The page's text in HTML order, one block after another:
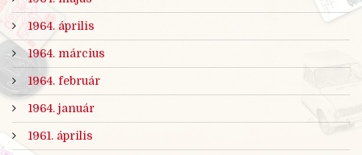
1964. április
1964. március
1964. február
1964. január
1961. április